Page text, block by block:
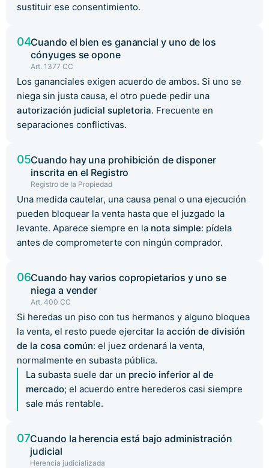
sustituir ese consentimiento.
04Cuando el bien es ganancial y uno de los
cónyuges se opone
Art. 1377 CC
Los gananciales exigen acuerdo de ambos. Si uno se
niega sin justa causa, el otro puede pedir una
autorización judicial supletoria. Frecuente en
separaciones conflictivas.
05Cuando hay una prohibición de disponer
inscrita en el Registro
Registro de la Propiedad
Una medida cautelar, una causa penal o una ejecución
pueden bloquear la venta hasta que el juzgado la
levante. Aparece siempre en la nota simple: pídela
antes de comprometerte con ningún comprador.
06Cuando hay varios copropietarios y uno se
niega a vender
Art. 400 CC
Si heredas un piso con tus hermanos y alguno bloquea
la venta, el resto puede ejercitar la acción de división
de la cosa común: el juez ordenará la venta,
normalmente en subasta pública.
La subasta suele dar un precio inferior al de
mercado; el acuerdo entre herederos casi siempre
sale más rentable.
07Cuando la herencia está bajo administración
judicial
Herencia judicializada